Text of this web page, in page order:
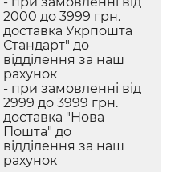
2000 до 3999 грн.
доставка Укрпошта
Стандарт" до
відділення за наш
рахунок
- при замовленні від
2999 до 3999 грн.
доставка "Нова
Пошта" до
відділення за наш
рахунок